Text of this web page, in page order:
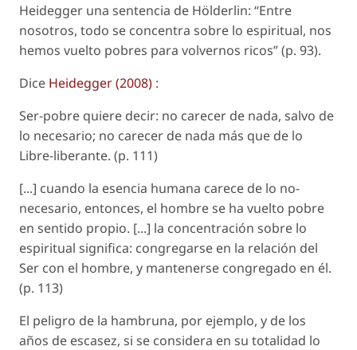
Heidegger una sentencia de Hölderlin: “Entre
nosotros, todo se concentra sobre lo espiritual, nos
hemos vuelto pobres para volvernos ricos” (p. 93).
Dice Heidegger (2008) :
Ser-pobre quiere decir: no carecer de nada, salvo de
lo necesario; no carecer de nada más que de lo
Libre-liberante. (p. 111)
[...] cuando la esencia humana carece de lo no-
necesario, entonces, el hombre se ha vuelto pobre
en sentido propio. [...] la concentración sobre lo
espiritual significa: congregarse en la relación del
Ser con el hombre, y mantenerse congregado en él.
(p. 113)
El peligro de la hambruna, por ejemplo, y de los
años de escasez, si se considera en su totalidad lo